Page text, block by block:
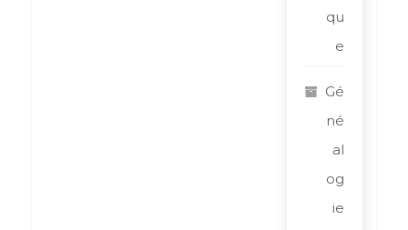
qu
e
Gé
né
al
og
ie